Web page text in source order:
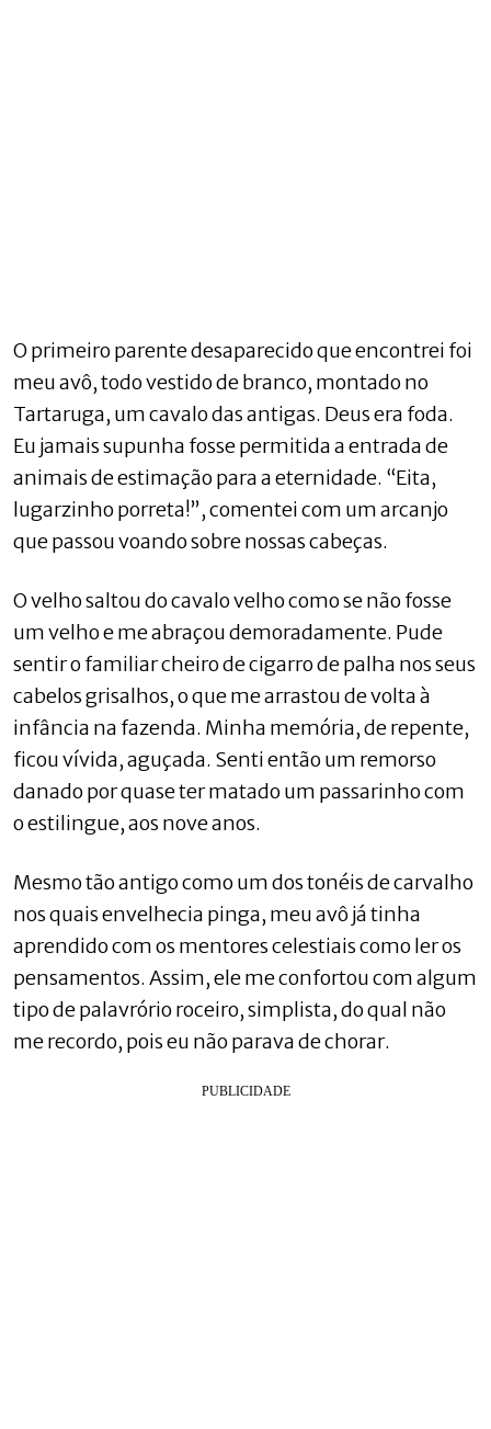
O primeiro parente desaparecido que encontrei foi
meu avô, todo vestido de branco, montado no
Tartaruga, um cavalo das antigas. Deus era foda.
Eu jamais supunha fosse permitida a entrada de
animais de estimação para a eternidade. “Eita,
lugarzinho porreta!”, comentei com um arcanjo
que passou voando sobre nossas cabeças.
O velho saltou do cavalo velho como se não fosse
um velho e me abraçou demoradamente. Pude
sentir o familiar cheiro de cigarro de palha nos seus
cabelos grisalhos, o que me arrastou de volta à
infância na fazenda. Minha memória, de repente,
ficou vívida, aguçada. Senti então um remorso
danado por quase ter matado um passarinho com
o estilingue, aos nove anos.
Mesmo tão antigo como um dos tonéis de carvalho
nos quais envelhecia pinga, meu avô já tinha
aprendido com os mentores celestiais como ler os
pensamentos. Assim, ele me confortou com algum
tipo de palavrório roceiro, simplista, do qual não
me recordo, pois eu não parava de chorar.